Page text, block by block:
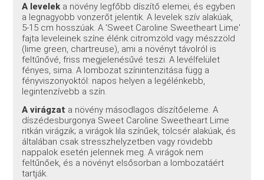
A levelek a növény legfőbb díszítő elemei, és egyben
a legnagyobb vonzerőt jelentik. A levelek szív alakúak,
5-15 cm hosszúak. A 'Sweet Caroline Sweetheart Lime'
fajta leveleinek színe élénk citromzöld vagy mészzöld
(lime green, chartreuse), ami a növényt távolról is
feltűnővé, friss megjelenésűvé teszi. A levélfelület
fényes, sima. A lombozat színintenzitása függ a
fényviszonyoktól: napos helyen a legélénkebb,
legintenzívebb a szín.
A virágzat a növény másodlagos díszítőeleme. A
díszédesburgonya Sweet Caroline Sweetheart Lime
ritkán virágzik; a virágok lila színűek, tölcsér alakúak, és
általában csak stresszhelyzetben vagy rövidebb
nappalok esetén jelennek meg. A virágok nem
feltűnőek, és a növényt elsősorban a lombozatáért
tartják.